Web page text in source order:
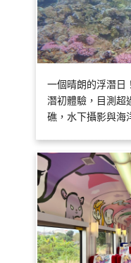
一個晴朗的浮潛日
潛初體驗，目測超
礁，水下攝影與海